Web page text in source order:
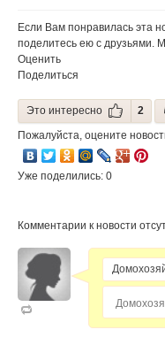
Если Вам понравилась эта
поделитесь ею с друзьями.
Оценить
Поделиться
Это интересно
2
Пожалуйста, оцените
Уже поделились: 0
Комментарии к новости